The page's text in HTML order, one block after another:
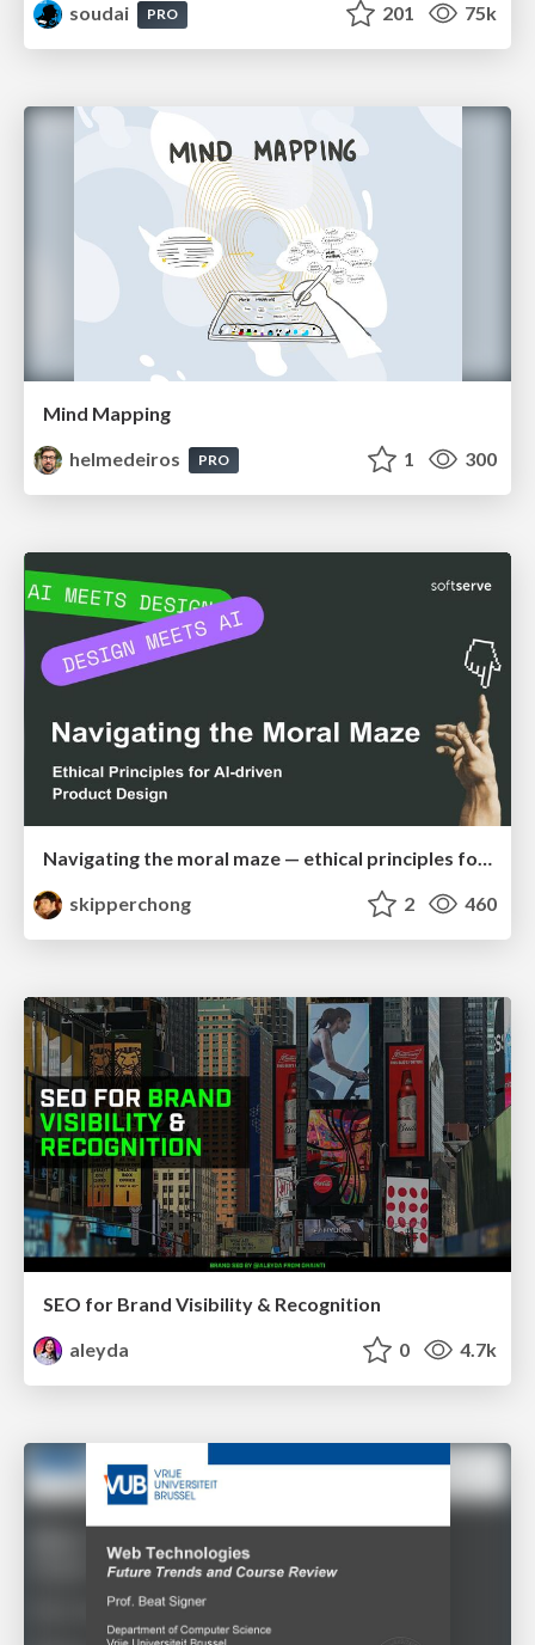
soudai
PRO 201 75k
Mind Mapping
helmedeiros
PRO 1 300
Navigating the moral maze — ethical principles for Al-driven product design
skipperchong
2 460
SEO for Brand Visibility & Recognition
aleyda
0 4.7k